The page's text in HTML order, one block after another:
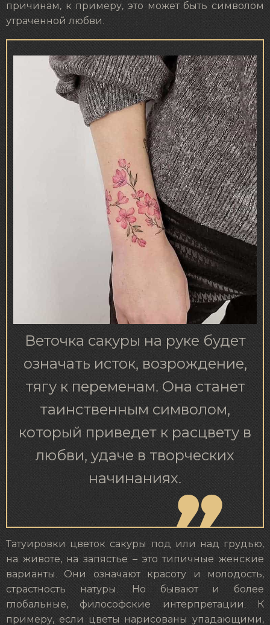
причинам, к примеру, это может быть символом
утраченной любви.
Веточка сакуры на руке будет
означать исток, возрождение,
тягу к переменам. Она станет
таинственным символом,
который приведет к расцвету в
любви, удаче в творческих
начинаниях.
Татуировки цветок сакуры под или над грудью,
на животе, на запястье – это типичные женские
варианты. Они означают красоту и молодость,
страстность натуры. Но бывают и более
глобальные, философские интерпретации. К
примеру, если цветы нарисованы упадающими,